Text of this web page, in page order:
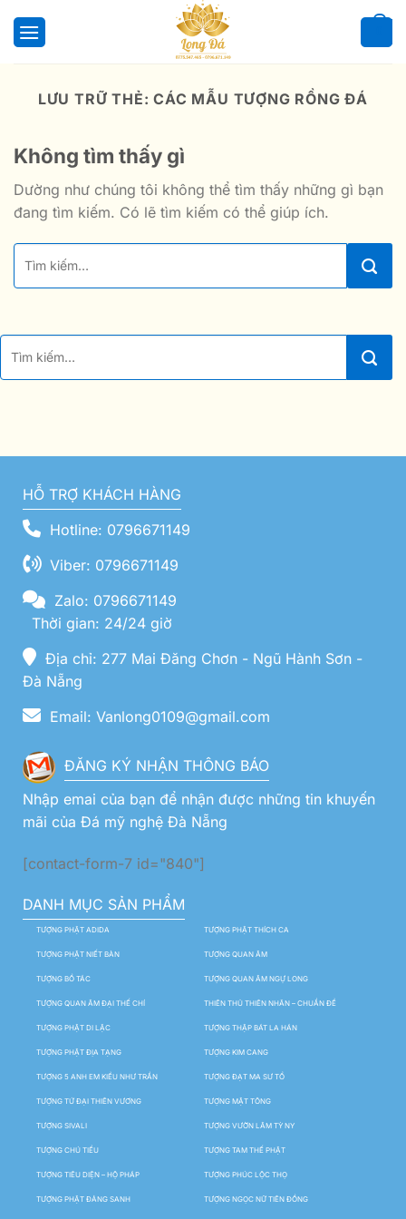
qua
LƯU TRỮ THẺ:CÁC MẪU TƯỢNG RỒNG ĐÁ
Không tìm thấy gì
Dường như chúng tôi không thể tìm thấy những gì bạn
đang tìm kiếm. Có lẽ tìm kiếm có thể giúp ích.
HỖ TRỢ KHÁCH HÀNG
Hotline: 0796671149
Viber: 0796671149
Zalo: 0796671149
Thời gian: 24/24 giờ
Địa chỉ: 277 Mai Đăng Chơn - Ngũ Hành Sơn -
Đà Nẵng
Email: Vanlong0109@gmail.com
ĐĂNG KÝ NHẬN THÔNG BÁO
Nhập emai của bạn để nhận được những tin khuyến
mãi của Đá mỹ nghệ Đà Nẵng
[contact-form-7 id="840"]
DANH MỤC SẢN PHẨM
TƯỢNG PHẬT ADIDA TƯỢNG PHẬT THÍCH CA
TƯỢNG PHẬT NIẾT BÀN TƯỢNG QUAN ÂM
TƯỢNG BỒ TÁC TƯỢNG QUAN ÂM NGỰ LONG
TƯỢNG QUAN ÂM ĐẠI THẾ CHÍ THIÊN THỦ THIÊN NHÃN – CHUẨN ĐỀ
TƯỢNG PHẬT DI LẶC TƯỢNG THẬP BÁT LA HÁN
TƯỢNG PHẬT ĐỊA TẠNG TƯỢNG KIM CANG
TƯỢNG 5 ANH EM KIỀU NHƯ TRẦN TƯỢNG ĐẠT MA SƯ TỔ
TƯỢNG TỨ ĐẠI THIÊN VƯƠNG TƯỢNG MẬT TÔNG
TƯỢNG SIVALI TƯỢNG VƯỜN LÂM TỲ NY
TƯỢNG CHÚ TIỂU TƯỢNG TAM THẾ PHẬT
TƯỢNG TIÊU DIỆN – HỘ PHÁP TƯỢNG PHÚC LỘC THỌ
TƯỢNG PHẬT ĐẢNG SANH TƯỢNG NGỌC NỮ TIÊN ĐỒNG